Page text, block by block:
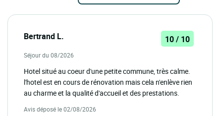
Bertrand L. 10 / 10
Séjour du 08/2026
Hotel situé au coeur d'une petite commune, très calme.
l'hotel est en cours de rénovation mais cela n'enlève rien
au charme et la qualité d'accueil et des prestations.
Avis déposé le 02/08/2026